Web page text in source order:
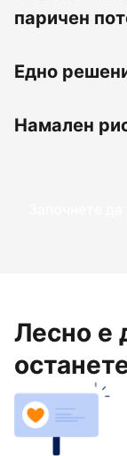
паричен
Едно
Намален
Започнете
Лесно е